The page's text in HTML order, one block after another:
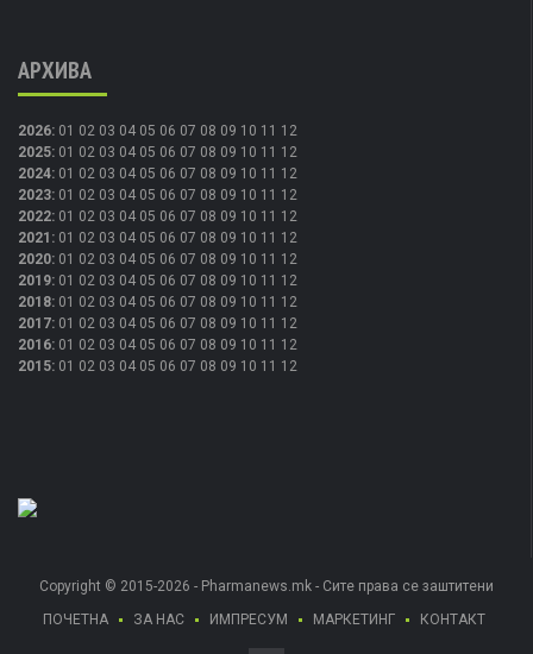
АРХИВА
2026: 01 02 03 04 05 06 07 08 09 10 11 12
2025: 01 02 03 04 05 06 07 08 09 10 11 12
2024: 01 02 03 04 05 06 07 08 09 10 11 12
2023: 01 02 03 04 05 06 07 08 09 10 11 12
2022: 01 02 03 04 05 06 07 08 09 10 11 12
2021 : 01 02 03 04 05 06 07 08 09 10 11 12
2020: 01 02 03 04 05 06 07 08 09 10 11 12
2019: 01 02 03 04 05 06 07 08 09 10 11 12
2018: 01 02 03 04 05 06 07 08 09 10 11 12
2017: 01 02 03 04 05 06 07 08 09 10 11 12
2016: 01 02 03 04 05 06 07 08 09 10 11 12
2015: 01 02 03 04 05 06 07 08 09 10 11 12
Copyright © 2015-2026 - Pharmanews.mk - Сите права се заштитени
ПОЧЕТНА
ЗА НАС ИМПРЕСУМ МАРКЕТИНГ КОНТАКТ